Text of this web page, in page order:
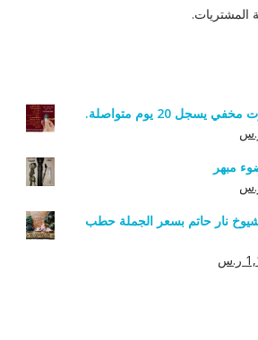
المشتريات.
20 يوم متواصلة.
السعر
هو:
500.00 ر.س.
مبهر
السعر
هو:نار حاتم بسعر الجملة حطب
ر.سالسعر